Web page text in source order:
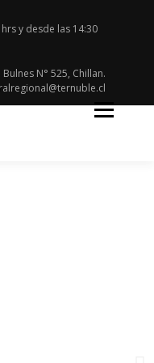
y desde las 14:30
Bulnes N° 525, Chillan.